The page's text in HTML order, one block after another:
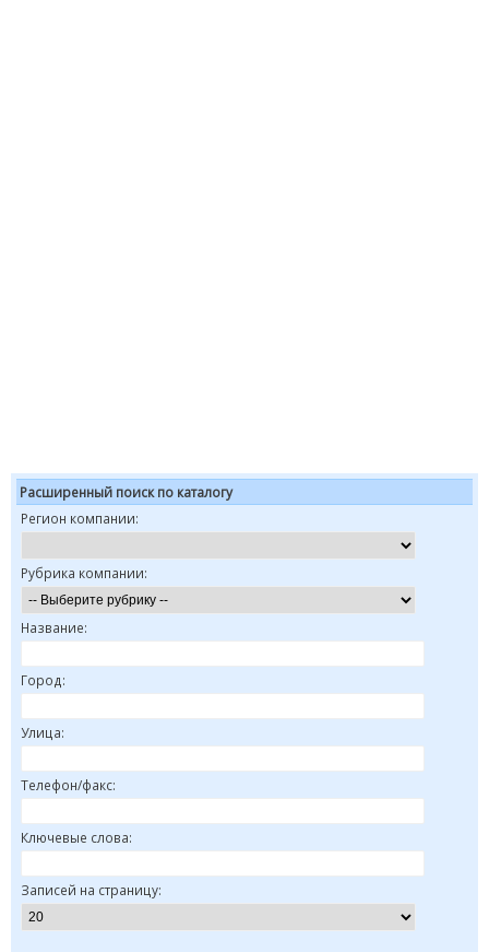
Расширенный поиск по каталогу
Регион компании:
Рубрика компании:
Название:
Город:
Улица:
Телефон/факс:
Ключевые слова:
Записей на страницу: